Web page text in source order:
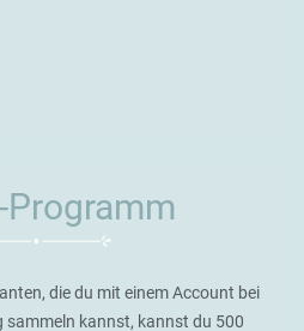
Programm
die du mit einem Account bei
sammeln kannst, kannst du 500